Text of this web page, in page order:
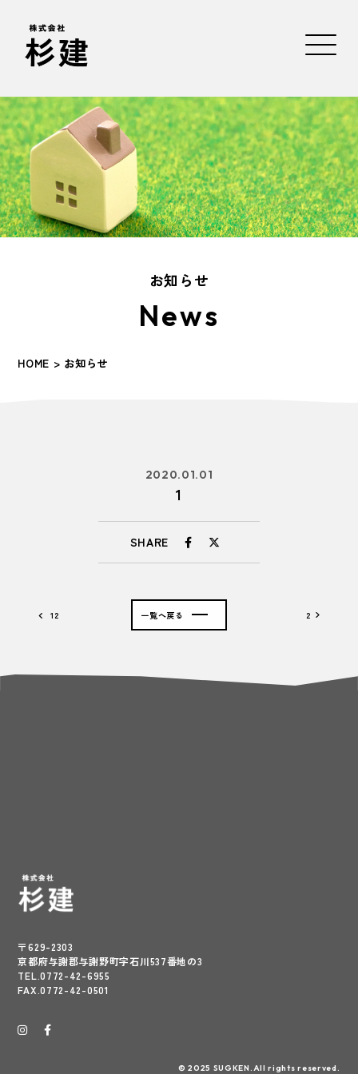
お知らせ
News
HOME > お知らせ
2020.01.01
1
SHARE
12 2
一覧へ戻る
〒629-2303
京都府与謝郡与謝野町字石川537番地の3
TEL.0772-42-6955
FAX.0772-42-0501
© 2025 SUGKEN.All rights reserved.